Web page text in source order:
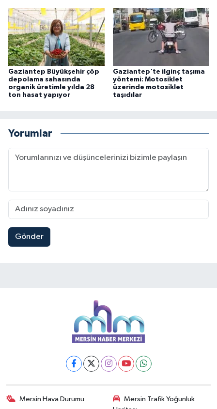
Gaziantep Büyükşehir çöp
depolama sahasında
organik üretimle yılda 28
ton hasat yapıyor
Gaziantep'te ilginç taşıma
yöntemi: Motosiklet
üzerinde motosiklet
taşıdılar
Yorumlar
Gönder
Mersin Hava Durumu
Mersin Trafik Yoğunluk